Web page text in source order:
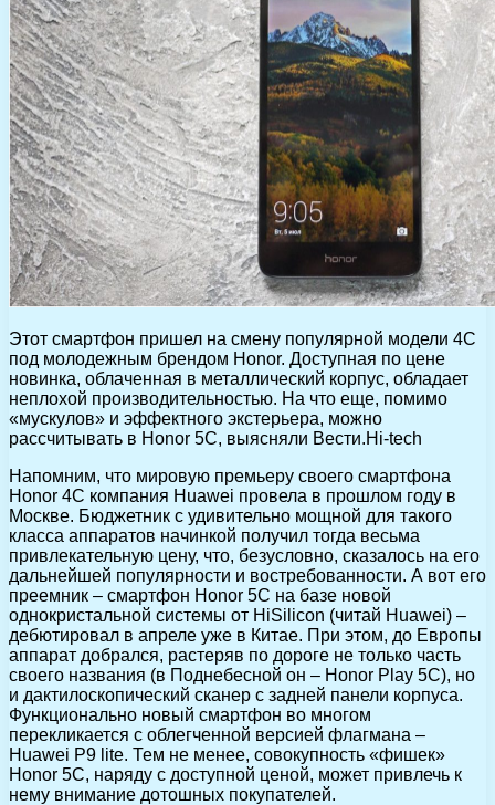
Этот смартфон пришел на смену популярной модели 4С
под молодежным брендом Honor. Доступная по цене
новинка, облаченная в металлический корпус, обладает
неплохой производительностью. На что еще, помимо
«мускулов» и эффектного экстерьера, можно
рассчитывать в Honor 5C, выясняли Вести.Hi-tech
Напомним, что мировую премьеру своего смартфона
Honor 4C компания Huawei провела в прошлом году в
Москве. Бюджетник с удивительно мощной для такого
класса аппаратов начинкой получил тогда весьма
привлекательную цену, что, безусловно, сказалось на его
дальнейшей популярности и востребованности. А вот его
преемник – смартфон Honor 5C на базе новой
однокристальной системы от HiSilicon (читай Huawei) –
дебютировал в апреле уже в Китае. При этом, до Европы
аппарат добрался, растеряв по дороге не только часть
своего названия (в Поднебесной он – Honor Play 5C), но
и дактилоскопический сканер с задней панели корпуса.
Функционально новый смартфон во многом
перекликается с облегченной версией флагмана –
Huawei P9 lite. Тем не менее, совокупность «фишек»
Honor 5C, наряду с доступной ценой, может привлечь к
нему внимание дотошных покупателей.